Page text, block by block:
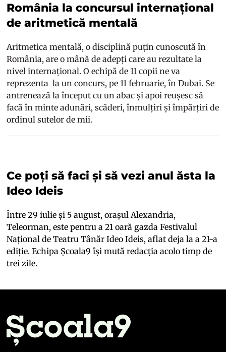
România la concursul internațional
de aritmetică mentală
Aritmetica mentală, o disciplină puțin cunoscută în
România, are o mână de adepți care au rezultate la
nivel internațional. O echipă de 11 copii ne va
reprezenta la un concurs, pe 11 februarie, în Dubai. Se
antrenează la început cu un abac și apoi reușesc să
facă în minte adunări, scăderi, înmulțiri și împărțiri de
ordinul sutelor de mii.
Ce poți să faci și să vezi anul ăsta la
Ideo Ideis
Între 29 iulie și 5 august, orașul Alexandria,
Teleorman, este pentru a 21 oară gazda Festivalul
Național de Teatru Tânăr Ideo Ideis, aflat deja la a 21-a
ediție. Echipa Școala9 își mută redacția acolo timp de
trei zile.